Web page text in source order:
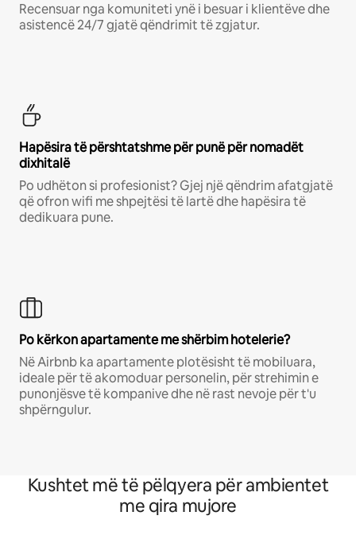
Recensuar nga komuniteti ynë i besuar i klientëve dhe
asistencë 24/7 gjatë qëndrimit të zgjatur.
Hapësira të përshtatshme për punë për nomadët
dixhitalë
Po udhëton si profesionist? Gjej një qëndrim afatgjatë
që ofron wifi me shpejtësi të lartë dhe hapësira të
dedikuara pune.
Po kërkon apartamente me shërbim hotelerie?
Në Airbnb ka apartamente plotësisht të mobiluara,
ideale për të akomoduar personelin, për strehimin e
punonjësve të kompanive dhe në rast nevoje për t'u
shpërngulur.
Kushtet më të pëlqyera për ambientet
me qira mujore